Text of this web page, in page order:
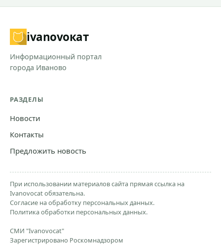
ivanovoкат
Информационный портал
города Иваново
РАЗДЕЛЫ
Новости
Контакты
Предложить новость
При использовании материалов сайта прямая ссылка на
Ivanovocat обязательна.
Согласие на обработку персональных данных.
Политика обработки персональных данных.
СМИ "Ivanovocat"
Зарегистрировано Роскомнадзором